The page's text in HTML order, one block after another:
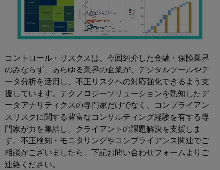
コントロール・リスクスは、今回紹介した金融・保険業界
のみならず、あらゆる業界の企業が、デジタルツールやデ
ータ分析を活用し、不正リスクへの対応強化できるよう支
援しています。テクノロジーソリューションを熟知したデ
ータアナリティクスの専門家だけでなく、コンプライアン
スリスクに関する豊富なコンサルティング経験を有する専
門家が力を集結し、クライアントの課題解決を支援しま
す。不正検知・モニタリングやコンプライアンス関連でご
相談がございましたら、下記お問い合わせフォームよりご
連絡ください。